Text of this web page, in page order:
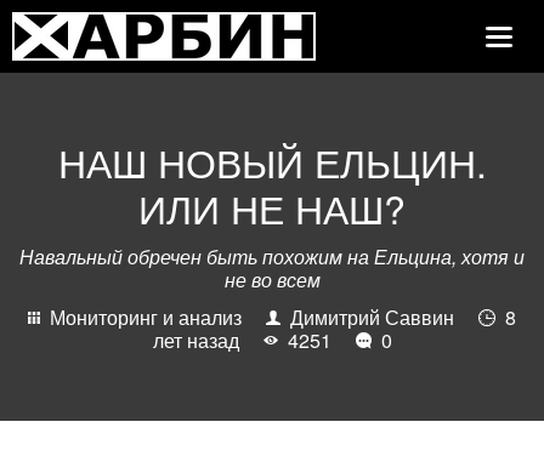
Toggle
НАШ НОВЫЙ ЕЛЬЦИН.
ИЛИ НЕ НАШ?
Навальный обречен быть похожим на Ельцина, хотя и
не во всем
Мониторинг и анализ
Димитрий Саввин
8
лет назад
4251 0